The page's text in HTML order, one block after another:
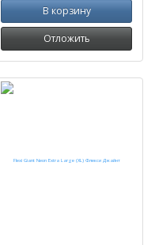
В корзину
Отложить